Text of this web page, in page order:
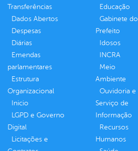
Transferências
Dados Abertos
Despesas
Diárias
Emendas
parlamentares
Estrutura
Organizacional
Inicio
LGPD e Governo
Digital
Licitações e
Educação
Gabinete do
Prefeito
Idosos
INCRA
Meio
Ambiente
Ouvidoria e
Serviço de
Informação
Recursos
Humanos